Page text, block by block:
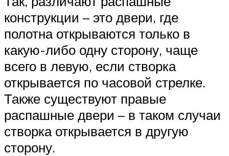
конструкции – это двери, где
полотна открываются только в
какую-либо одну сторону, чаще
всего в левую, если створка
открывается по часовой стрелке.
Также существуют правые
распашные двери – в таком случаи
створка открывается в другую
сторону.